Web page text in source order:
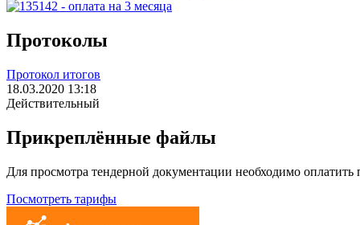
Протоколы
Протокол итогов
18.03.2020 13:18
Действительный
Прикреплённые файлы
Для просмотра тендерной документации необходимо оплатить
Посмотреть тарифы